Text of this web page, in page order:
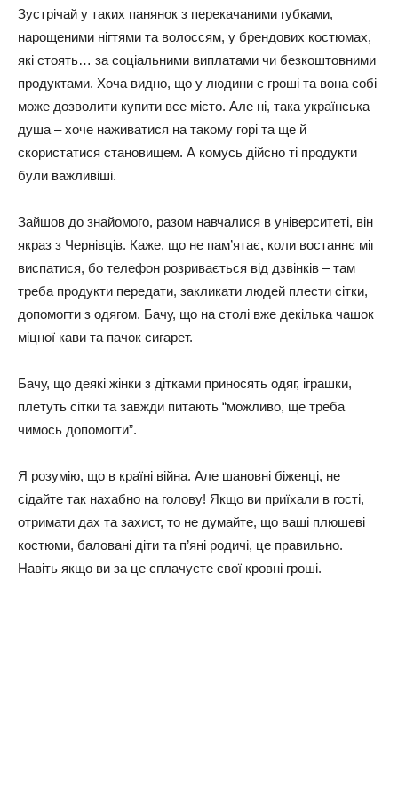
Зустрічай у таких панянок з перекачаними губками,
нарощеними нігтями та волоссям, у брендових костюмах,
які стоять… за соціальними виплатами чи безкоштовними
продуктами. Хоча видно, що у людини є гроші та вона собі
може дозволити купити все місто. Але ні, така українська
душа – хоче наживатися на такому горі та ще й
скористатися становищем. А комусь дійсно ті продукти
були важливіші.
Зайшов до знайомого, разом навчалися в університеті, він
якраз з Чернівців. Каже, що не пам’ятає, коли востаннє міг
виспатися, бо телефон розривається від дзвінків – там
треба продукти передати, закликати людей плести сітки,
допомогти з одягом. Бачу, що на столі вже декілька чашок
міцної кави та пачок сигарет.
Бачу, що деякі жінки з дітками приносять одяг, іграшки,
плетуть сітки та завжди питають “можливо, ще треба
чимось допомогти”.
Я розумію, що в країні війна. Але шановні біженці, не
сідайте так нахабно на голову! Якщо ви приїхали в гості,
отримати дах та захист, то не думайте, що ваші плюшеві
костюми, баловані діти та п’яні родичі, це правильно.
Навіть якщо ви за це сплачуєте свої кровні гроші.